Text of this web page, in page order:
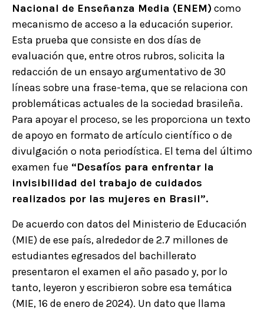
Nacional de Enseñanza Media (ENEM)como
mecanismo de acceso a la educación superior.
Esta prueba que consiste en dos días de
evaluación que, entre otros rubros, solicita la
redacción de un ensayo argumentativo de 30
líneas sobre una frase-tema, que se relaciona con
problemáticas actuales de la sociedad brasileña.
Para apoyar el proceso, se les proporciona un texto
de apoyo en formato de artículo científico o de
divulgación o nota periodística. El tema del último
examen fue “Desafíos para enfrentar la
invisibilidad del trabajo de cuidados
realizados por las mujeres en Brasil”.
De acuerdo con datos del Ministerio de Educación
(MIE) de ese país, alrededor de 2.7 millones de
estudiantes egresados del bachillerato
presentaron el examen el año pasado y, por lo
tanto, leyeron y escribieron sobre esa temática
(MIE, 16 de enero de 2024). Un dato que llama